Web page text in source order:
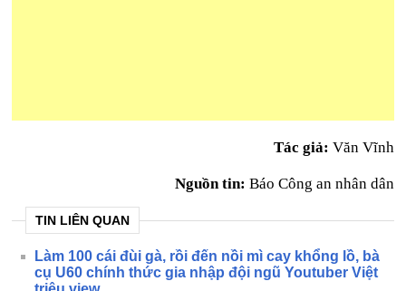
Tác giả: Văn Vĩnh
Nguồn tin: Báo Công an nhân dân
TIN LIÊN QUAN
Làm 100 cái đùi gà, rồi đến nồi mì cay khổng lồ, bà
cụ U60 chính thức gia nhập đội ngũ Youtuber Việt